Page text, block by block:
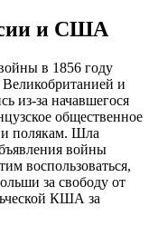
и США
в 1856 году
и
из-за начавшегося
общественное
полякам. Шла
войны
воспользоваться,
за свободу от
КША за